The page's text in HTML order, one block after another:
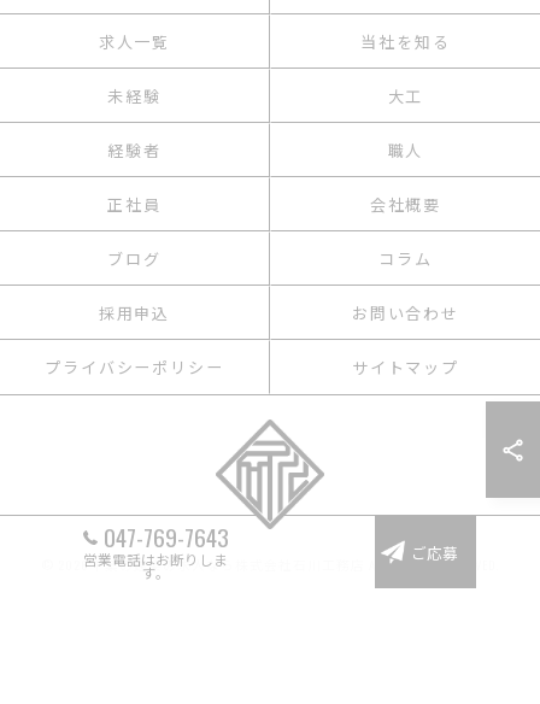
047-769-7643
営業電話はお断りしま
す。
ご応募
求人一覧 当社を知る
未経験 大工
経験者 職人
正社員 会社概要
ブログ コラム
採用申込 お問い合わせ
プライバシーポリシー サイトマップ
© 2026 千葉の建築の求人なら株式会社石川工務店 ALL RIGHTS RESERVED.